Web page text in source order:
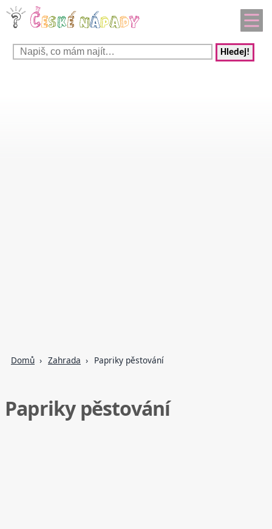
Hledej!
Domů Zahrada Papriky pěstování
Papriky pěstování